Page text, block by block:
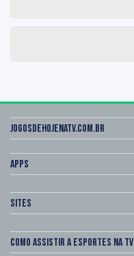
Jogosdehojenatv.com.br
Apps
Sites
Como assistir a esportes na TV